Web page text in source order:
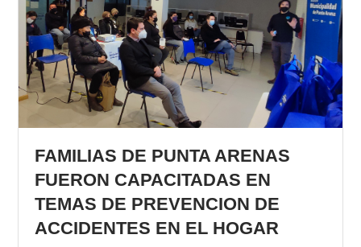
FAMILIAS DE PUNTA ARENAS
FUERON CAPACITADAS EN
TEMAS DE PREVENCION DE
ACCIDENTES EN EL HOGAR